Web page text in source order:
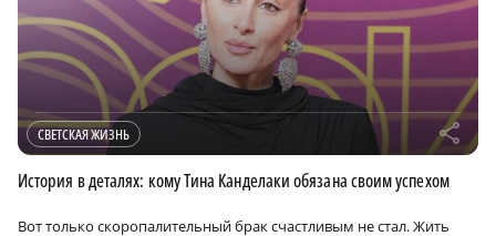
СВЕТСКАЯ ЖИЗНЬ r
История в деталях: кому Тина Канделаки обязана своим успехом
Вот только скоропалительный брак счастливым не стал. Жить